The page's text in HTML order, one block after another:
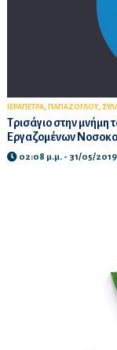
ΙΕΡΑΠΕΤΡΑ, ΠΑΠΑΖΟΓΛΟΥ,
Τρισάγιο στην
Εργαζομένων
02:08 μ.μ. - 31/05/2019